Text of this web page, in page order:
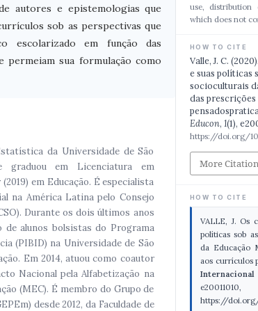
autores e epistemologias que
sob as perspectivas que
escolarizado em função das
permeiam sua formulação como
da Universidade de São
graduou em Licenciatura em
em Educação. É especialista
na América Latina pelo Consejo
Durante os dois últimos anos
alunos bolsistas do Programa
(PIBID) na Universidade de São
Em 2014, atuou como coautor
Nacional pela Alfabetização na
(MEC). É membro do Grupo de
desde 2012, da Faculdade de
use, distribution
which does not
HOW TO CITE
Valle, J. C.
e suas políticas
socioculturais
das
Educon, 1(1),
https://doi.org/
More
HOW TO CITE
VALLE, J. Os
políticas sob
da Educação
aos currículos
https://doi.org/